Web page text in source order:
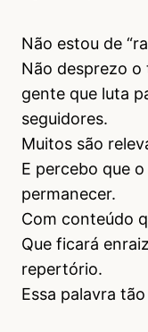
Não estou de
Não desprezo
gente que luta
seguidores.
Muitos são
E percebo que
permanecer.
Com conteúdo
Que ficará
repertório.
Essa palavra